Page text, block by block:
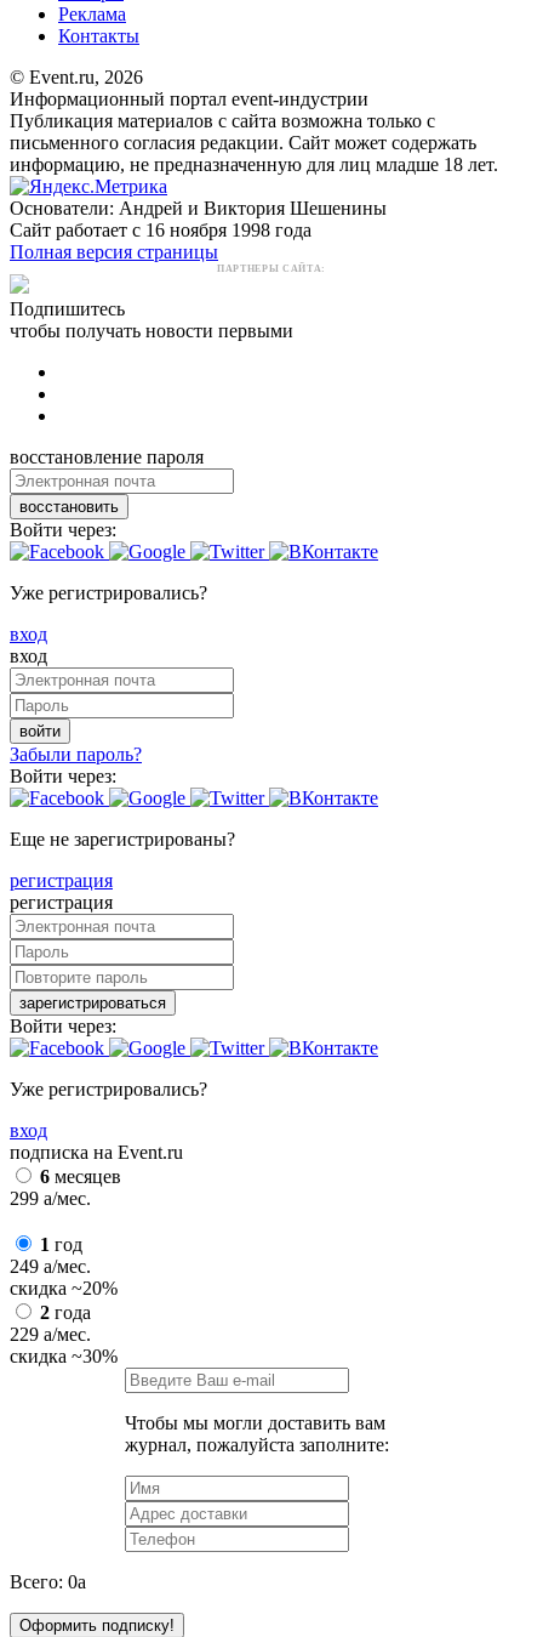
Реклама
Контакты
© Event.ru, 2026
Информационный портал event-индустрии
Публикация материалов с сайта возможна только с
письменного согласия редакции. Сайт может содержать
информацию, не предназначенную для лиц младше 18 лет.
Основатели: Андрей и Виктория Шешенины
Сайт работает с 16 ноября 1998 года
Полная версия страницы
ПАРТНЕРЫ САЙТА:
Подпишитесь
чтобы получать новости первыми
восстановление пароля
восстановить
Войти через:
Уже регистрировались?
вход
вход
войти
Забыли пароль?
Войти через:
Еще не зарегистрированы?
регистрация
регистрация
зарегистрироваться
Войти через:
Уже регистрировались?
вход
подписка на Event.ru
6 месяцев
299 a/мес.
1 год
249 a/мес.
скидка ~20%
2 года
229 a/мес.
скидка ~30%
Чтобы мы могли доставить вам
журнал, пожалуйста заполните:
Всего: 0a
Оформить подписку!